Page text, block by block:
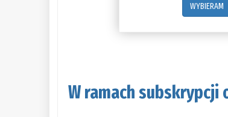
WYBIERAM
W ramach subskrypcji